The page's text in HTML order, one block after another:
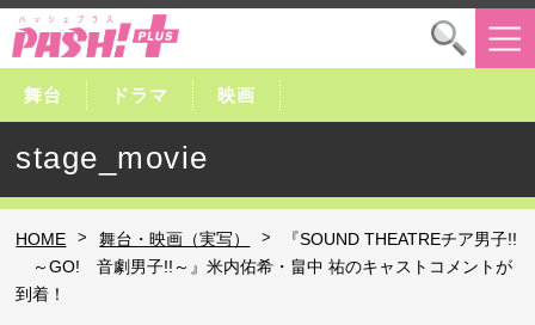
舞台 ドラマ 映画
stage_movie
HOME > 舞台・映画（実写） >
『SOUND THEATREチア男子!!
～GO! 音劇男子!!～』米内佑希・畠中 祐のキャストコメントが
到着！